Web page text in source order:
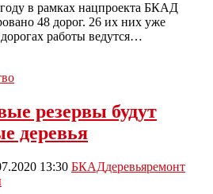
в рамках нацпроекта БКАД
48 дорог. 26 их них уже
работы ведутся…
резервы будут
деревья
13:30 БКАДдеревьяремонт